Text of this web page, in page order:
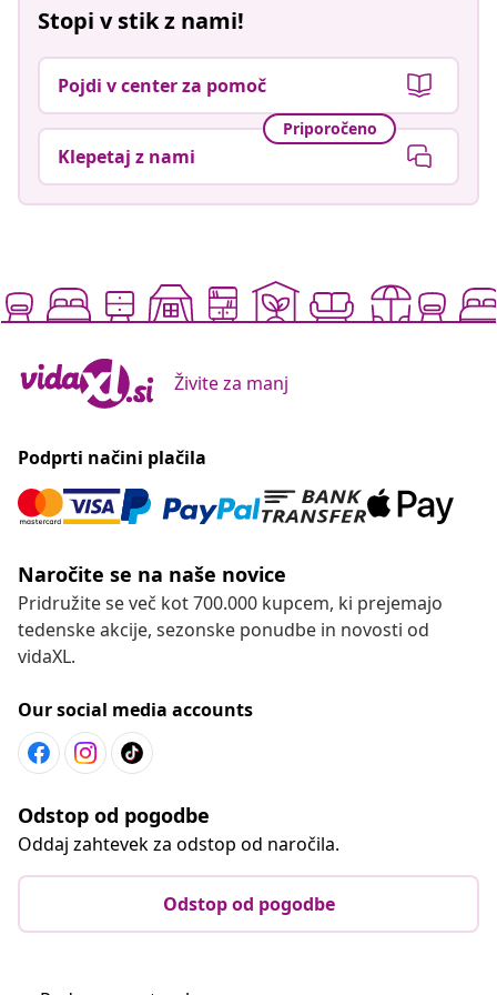
Stopi v stik z nami!
Pojdi v center za pomoč
Priporočeno
Klepetaj z nami
Živite za manj
Podprti načini plačila
Naročite se na naše novice
Pridružite se več kot 700.000 kupcem, ki prejemajo
tedenske akcije, sezonske ponudbe in novosti od
vidaXL.
Our social media accounts
Odstop od pogodbe
Oddaj zahtevek za odstop od naročila.
Odstop od pogodbe